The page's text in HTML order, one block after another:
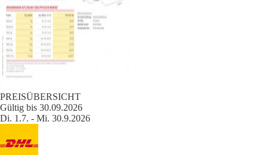
PREISÜBERSICHT
Gültig bis 30.09.2026
Di. 1.7. - Mi. 30.9.2026